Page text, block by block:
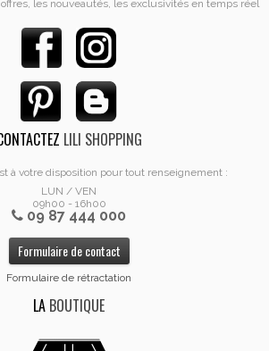
les nouveautés, les exclusivités en temps réel
LILI SHOPPING
à votre disposition pour tout renseignement :
LUN / VEN
09h00 - 16h00
09 87 444 000
Formulaire de contact
Formulaire de rétractation
LA BOUTIQUE